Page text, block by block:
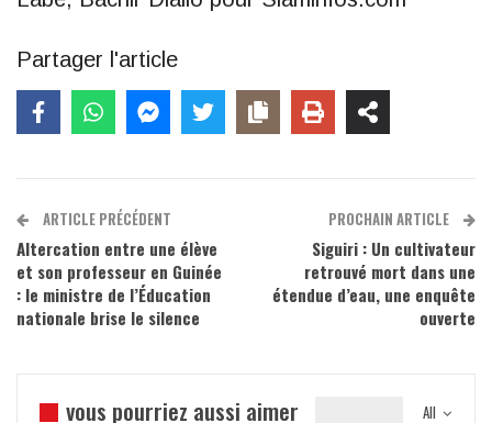
Partager l'article
ARTICLE PRÉCÉDENT
Altercation entre une élève
et son professeur en Guinée
: le ministre de l’Éducation
nationale brise le silence
PROCHAIN ARTICLE
Siguiri : Un cultivateur
retrouvé mort dans une
étendue d’eau, une enquête
ouverte
All
vous pourriez aussi aimer